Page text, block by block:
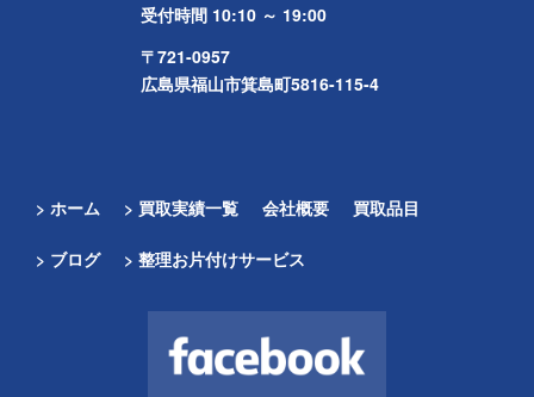
受付時間 10:10 ～ 19:00
〒721-0957
広島県福山市箕島町5816-115-4
> ホーム > 買取実績一覧 会社概要 買取品目
> ブログ > 整理お片付けサービス